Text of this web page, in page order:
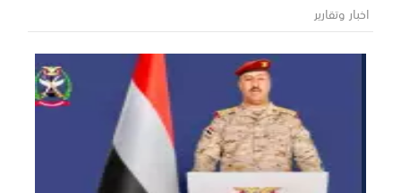
اخبار وتقارير